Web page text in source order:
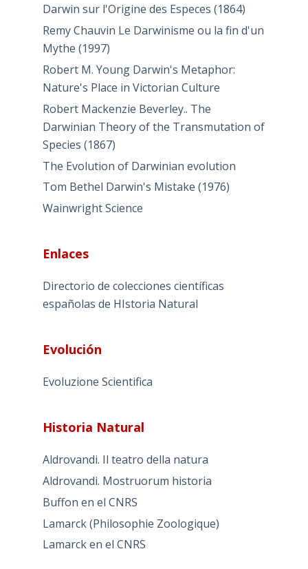
Darwin sur l'Origine des Especes (1864)
Remy Chauvin Le Darwinisme ou la fin d'un
Mythe (1997)
Robert M. Young Darwin's Metaphor:
Nature's Place in Victorian Culture
Robert Mackenzie Beverley.. The
Darwinian Theory of the Transmutation of
Species (1867)
The Evolution of Darwinian evolution
Tom Bethel Darwin's Mistake (1976)
Wainwright Science
Enlaces
Directorio de colecciones científicas
españolas de HIstoria Natural
Evolución
Evoluzione Scientifica
Historia Natural
Aldrovandi. Il teatro della natura
Aldrovandi. Mostruorum historia
Buffon en el CNRS
Lamarck (Philosophie Zoologique)
Lamarck en el CNRS